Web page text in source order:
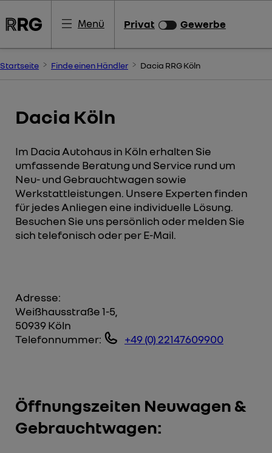
Menü Privat Gewerbe
Startseite Finde einen Händler Dacia RRG Köln
Dacia Köln
Im Dacia Autohaus in Köln erhalten Sie
umfassende Beratung und Service rund um
Neu- und Gebrauchtwagen sowie
Werkstattleistungen. Unsere Experten finden
für jedes Anliegen eine individuelle Lösung.
Besuchen Sie uns persönlich oder melden Sie
sich telefonisch oder per E-Mail.
Adresse:
Weißhausstraße 1-5,
50939 Köln
Telefonnummer:
+49 (0) 22147609900
Öffnungszeiten Neuwagen &
Gebrauchtwagen: